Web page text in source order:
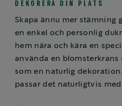
DEKORERA DIN PLATS
Skapa ännu mer stämning
en enkel och personlig
hem nära och kära en
använda en blomsterkrans
som en naturlig
passar det naturligtvis